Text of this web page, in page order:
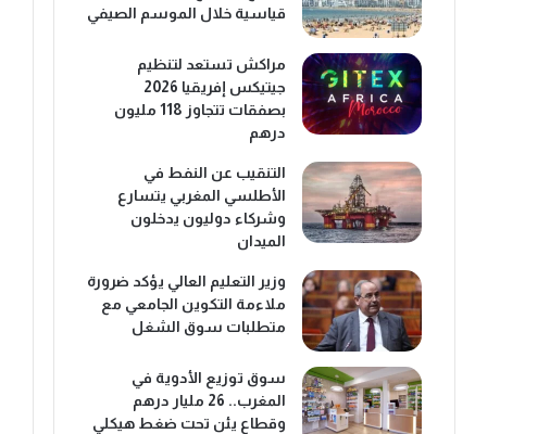
قياسية خلال الموسم الصيفي
مراكش تستعد لتنظيم
جيتيكس إفريقيا 2026
بصفقات تتجاوز 118 مليون
درهم
التنقيب عن النفط في
الأطلسي المغربي يتسارع
وشركاء دوليون يدخلون
الميدان
وزير التعليم العالي يؤكد ضرورة
ملاءمة التكوين الجامعي مع
متطلبات سوق الشغل
سوق توزيع الأدوية في
المغرب.. 26 مليار درهم
وقطاع يئن تحت ضغط هيكلي